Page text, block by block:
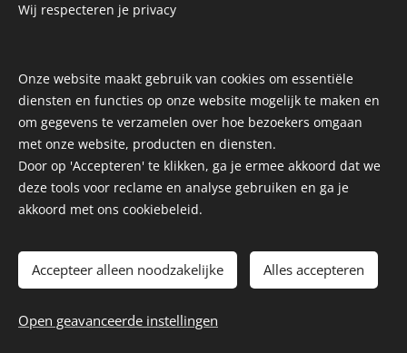
Mogelijk gemaakt doorWebnode
Wij respecteren je privacy
Onze website maakt gebruik van cookies om essentiële
diensten en functies op onze website mogelijk te maken en
om gegevens te verzamelen over hoe bezoekers omgaan
met onze website, producten en diensten.
Door op 'Accepteren' te klikken, ga je ermee akkoord dat we
deze tools voor reclame en analyse gebruiken en ga je
akkoord met ons cookiebeleid.
Accepteer alleen noodzakelijke Alles accepteren
Open geavanceerde instellingen